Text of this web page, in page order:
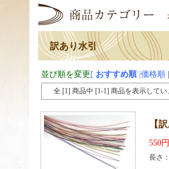
訳あり水引
並び順を変更 [ おすすめ順 価格順
全 [1] 商品中 [1-1] 商品を表示してい
【
550
長さ